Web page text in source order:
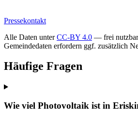
Pressekontakt
Alle Daten unterCC-BY 4.0 — frei nutzbar
Gemeindedaten erfordern ggf. zusätzlich
Häufige Fragen
Wie viel Photovoltaik ist in